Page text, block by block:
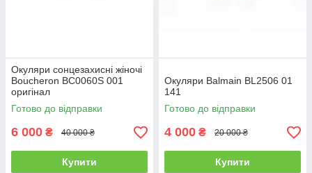
Окуляри сонцезахисні жіночі
Boucheron BC0060S 001
оригінал
Готово до відправки
6 000 ₴ 40 000 ₴
Купити
Окуляри Balmain BL2506 01
141
Готово до відправки
4 000 ₴ 20 000 ₴
Купити